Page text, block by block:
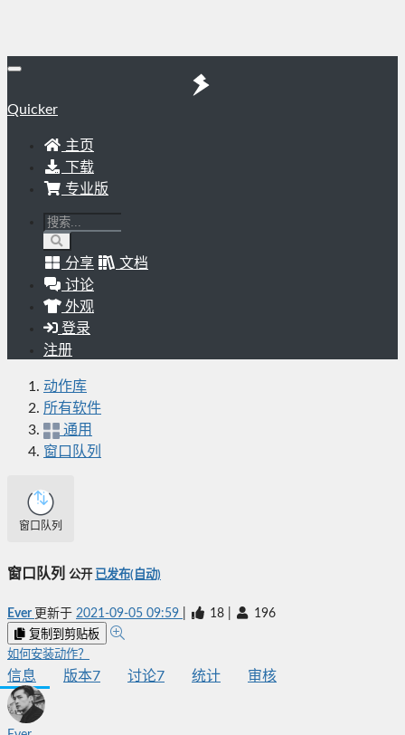
Quicker
主页
下载
专业版
分享
文档
讨论
外观
登录
注册
动作库
所有软件
通用
窗口队列
窗口队列
窗口队列 公开 已发布(自动)
Ever 更新于 2021-09-05 09:59 18 196
复制到剪贴板
如何安装动作？
信息 版本7 讨论7 统计 审核